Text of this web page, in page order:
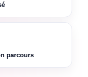
parcours